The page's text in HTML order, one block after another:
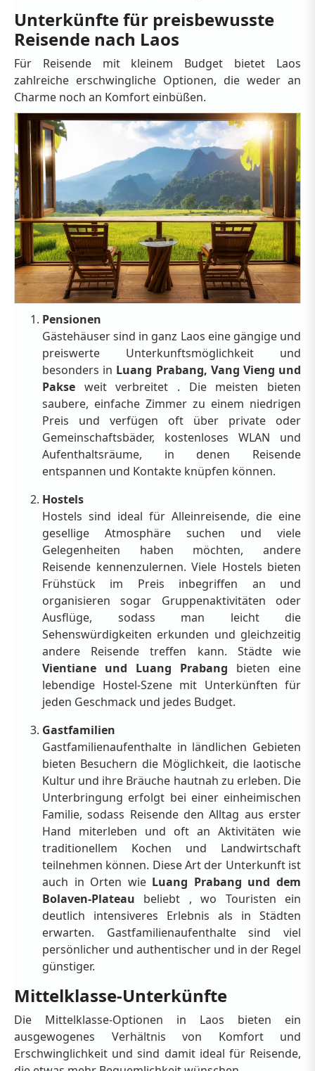
Unterkünfte für preisbewusste
Reisende nach Laos
Für Reisende mit kleinem Budget bietet Laos
zahlreiche erschwingliche Optionen, die weder an
Charme noch an Komfort einbüßen.
Pensionen
Gästehäuser sind in ganz Laos eine gängige und
preiswerte Unterkunftsmöglichkeit und
besonders in Luang Prabang, Vang Vieng und
Pakse weit verbreitet . Die meisten bieten
saubere, einfache Zimmer zu einem niedrigen
Preis und verfügen oft über private oder
Gemeinschaftsbäder, kostenloses WLAN und
Aufenthaltsräume, in denen Reisende
entspannen und Kontakte knüpfen können.
Hostels
Hostels sind ideal für Alleinreisende, die eine
gesellige Atmosphäre suchen und viele
Gelegenheiten haben möchten, andere
Reisende kennenzulernen. Viele Hostels bieten
Frühstück im Preis inbegriffen an und
organisieren sogar Gruppenaktivitäten oder
Ausflüge, sodass man leicht die
Sehenswürdigkeiten erkunden und gleichzeitig
andere Reisende treffen kann. Städte wie
Vientiane und Luang Prabang bieten eine
lebendige Hostel-Szene mit Unterkünften für
jeden Geschmack und jedes Budget.
Gastfamilien
Gastfamilienaufenthalte in ländlichen Gebieten
bieten Besuchern die Möglichkeit, die laotische
Kultur und ihre Bräuche hautnah zu erleben. Die
Unterbringung erfolgt bei einer einheimischen
Familie, sodass Reisende den Alltag aus erster
Hand miterleben und oft an Aktivitäten wie
traditionellem Kochen und Landwirtschaft
teilnehmen können. Diese Art der Unterkunft ist
auch in Orten wie Luang Prabang und dem
Bolaven-Plateau beliebt , wo Touristen ein
deutlich intensiveres Erlebnis als in Städten
erwarten. Gastfamilienaufenthalte sind viel
persönlicher und authentischer und in der Regel
günstiger.
Mittelklasse-Unterkünfte
Die Mittelklasse-Optionen in Laos bieten ein
ausgewogenes Verhältnis von Komfort und
Erschwinglichkeit und sind damit ideal für Reisende,